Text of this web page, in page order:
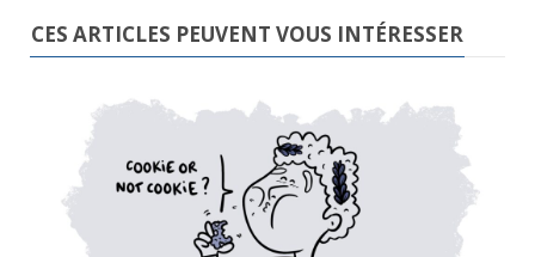
CES ARTICLES PEUVENT VOUS INTÉRESSER